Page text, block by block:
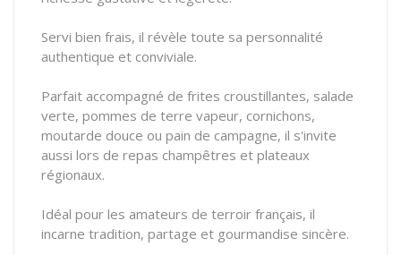
Servi bien frais, il révèle toute sa personnalité
authentique et conviviale.
Parfait accompagné de frites croustillantes, salade
verte, pommes de terre vapeur, cornichons,
moutarde douce ou pain de campagne, il s'invite
aussi lors de repas champêtres et plateaux
régionaux.
Idéal pour les amateurs de terroir français, il
incarne tradition, partage et gourmandise sincère.